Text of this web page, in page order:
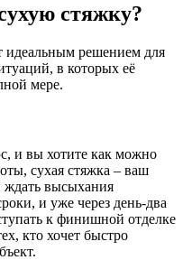
стяжку?
идеальным решением для
в которых её
мере.
и вы хотите как можно
сухая стяжка – ваш
ждать высыхания
и уже через день-два
к финишной отделке
кто хочет быстро